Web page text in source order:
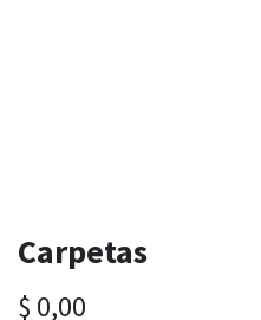
Carpetas
$ 0,00